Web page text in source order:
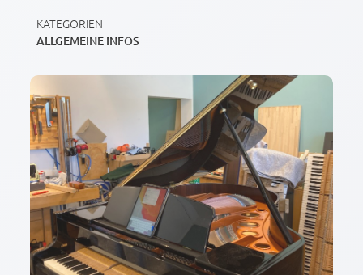
KATEGORIEN
ALLGEMEINE INFOS